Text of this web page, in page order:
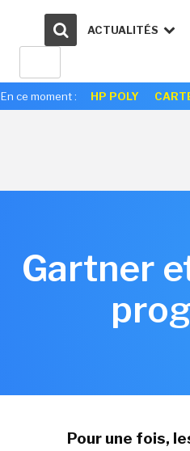
ACTUALITÉS
En ce moment : HP POLY
Gartner
Pour une fois,